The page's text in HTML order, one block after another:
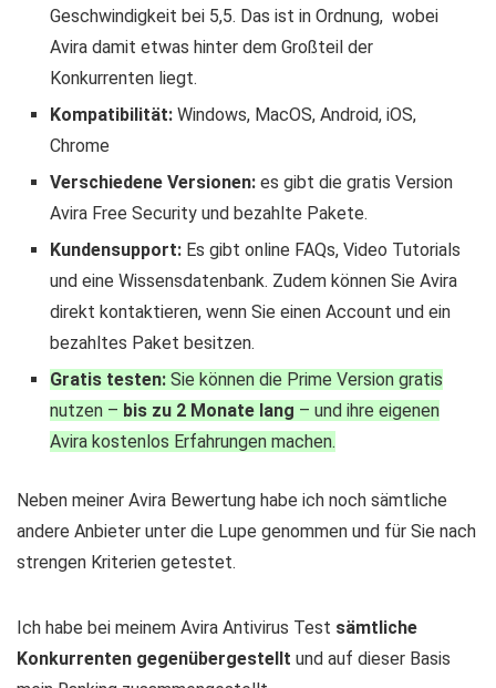
Geschwindigkeit bei 5,5. Das ist in Ordnung, wobei
Avira damit etwas hinter dem Großteil der
Konkurrenten liegt.
Kompatibilität: Windows, MacOS, Android, iOS,
Chrome
Verschiedene Versionen: es gibt die gratis Version
Avira Free Security und bezahlte Pakete.
Kundensupport: Es gibt online FAQs, Video Tutorials
und eine Wissensdatenbank. Zudem können Sie Avira
direkt kontaktieren, wenn Sie einen Account und ein
bezahltes Paket besitzen.
Gratis testen: Sie können die Prime Version gratis
nutzen – bis zu 2 Monate lang – und ihre eigenen
Avira kostenlos Erfahrungen machen.
Neben meiner Avira Bewertung habe ich noch sämtliche
andere Anbieter unter die Lupe genommen und für Sie nach
strengen Kriterien getestet.
Ich habe bei meinem Avira Antivirus Test sämtliche
Konkurrenten gegenübergestellt und auf dieser Basis